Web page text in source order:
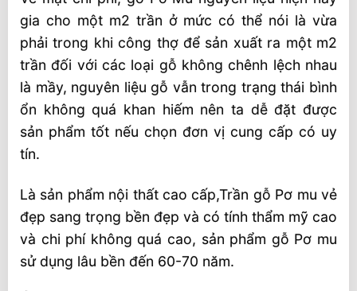
gia cho một m2 trần ở mức có thể nói là vừa
phải trong khi công thợ để sản xuất ra một m2
trần đối với các loại gỗ không chênh lệch nhau
là mầy, nguyên liệu gỗ vẫn trong trạng thái bình
ổn không quá khan hiếm nên ta dễ đặt được
sản phẩm tốt nếu chọn đơn vị cung cấp có uy
tín.
Là sản phẩm nội thất cao cấp,Trần gỗ Pơ mu vẻ
đẹp sang trọng bền đẹp và có tính thẩm mỹ cao
và chi phí không quá cao, sản phẩm gỗ Pơ mu
sử dụng lâu bền đến 60-70 năm.